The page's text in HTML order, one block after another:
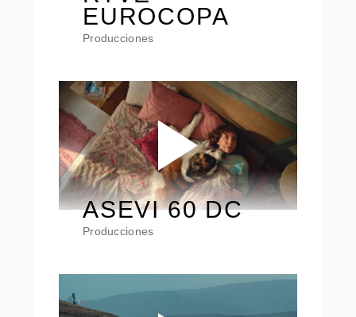
EUROCOPA
Producciones
ASEVI 60 DC
Producciones